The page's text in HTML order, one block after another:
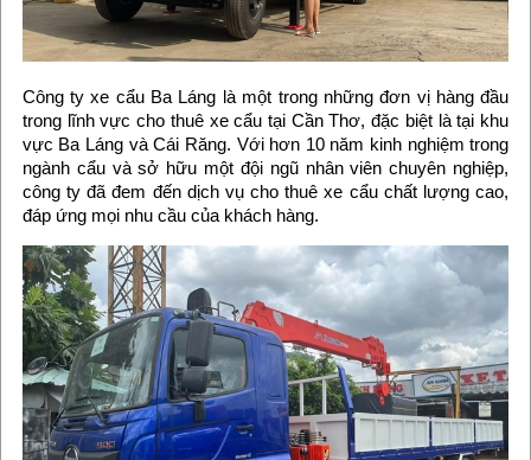
Công ty xe cẩu Ba Láng là một trong những đơn vị hàng đầu
trong lĩnh vực cho thuê xe cẩu tại Cần Thơ, đặc biệt là tại khu
vực Ba Láng và Cái Răng. Với hơn 10 năm kinh nghiệm trong
ngành cẩu và sở hữu một đội ngũ nhân viên chuyên nghiệp,
công ty đã đem đến dịch vụ cho thuê xe cẩu chất lượng cao,
đáp ứng mọi nhu cầu của khách hàng.